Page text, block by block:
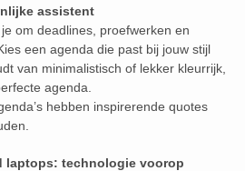
assistent
om deadlines, proefwerken en
een agenda die past bij jouw stijl
van minimalistisch of lekker kleurrijk,
agenda.
hebben inspirerende quotes
laptops: technologie voorop